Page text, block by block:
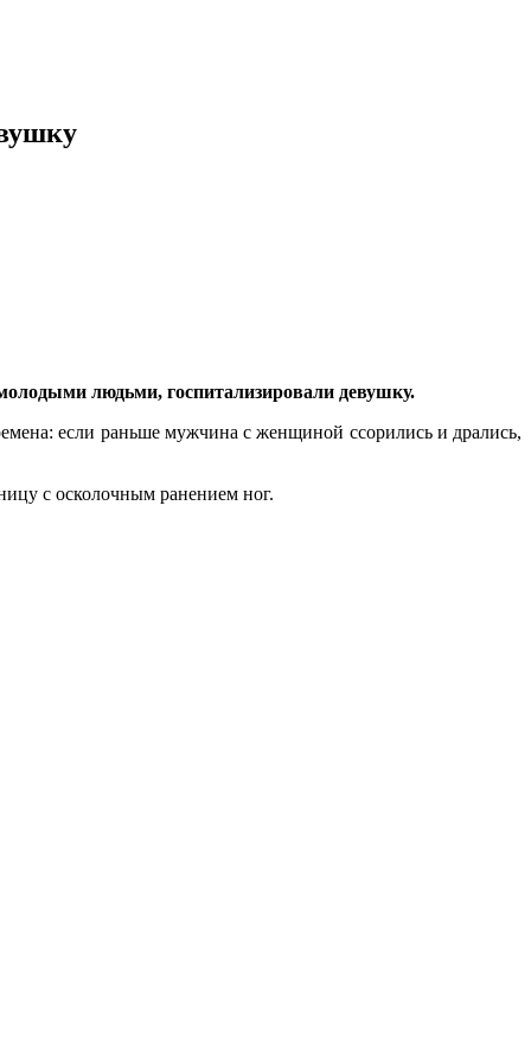
людьми, госпитализировали девушку.
если раньше мужчина с женщиной ссорились и дрались,
с осколочным ранением ног.